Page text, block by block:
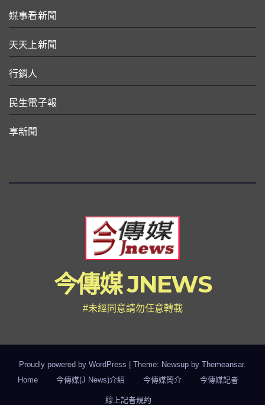
媒事看新聞
天天上新聞
行銷人
民生電子報
享新聞
今傳媒 JNEWS
#未經同意請勿任意轉載
Proudly powered by WordPress Theme: Newsup by Themeansar.
Home
今傳媒(J News)介紹 今傳媒簡介 今傳媒記者
線上記者規約